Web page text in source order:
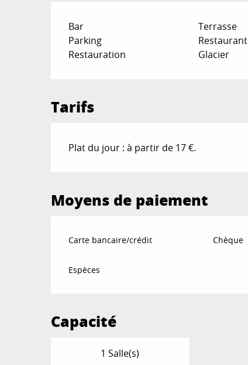
Bar Terrasse
Parking
Restaurant
Restauration
Glacier
Tarifs
Plat du jour : à partir de 17 €.
Moyens de paiement
Carte bancaire/crédit Chèque
Espèces
Capacité
1 Salle(s)